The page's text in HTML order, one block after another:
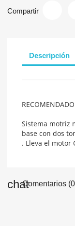
Compartir
Descripción
Sistema motriz
base con dos
. Lleva el motor
Comentarios